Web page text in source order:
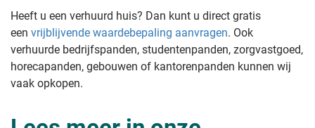
Herenhuis verkopen
Appartement verkopen
Nieuw huis kopen oude verkopen
Oud huis verkopen
Pakhuis verkopen
Gezondheidscentrum verkopen
Tips & stappenplan
Stappenplan huis verkopen
Huis verkopen tips
Huis sneller verkopen
Heeft u een verhuurd huis? Dan kunt u direct gratis
een vrijblijvende waardebepaling aanvragen. Ook
verhuurde bedrijfspanden, studentenpanden, zorgvastgoed,
horecapanden, gebouwen of kantorenpanden kunnen wij
vaak opkopen.